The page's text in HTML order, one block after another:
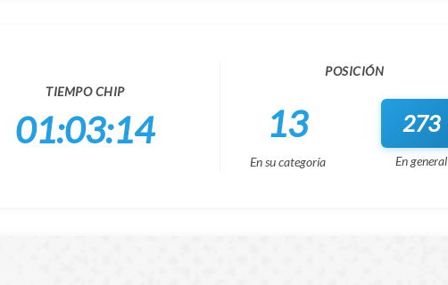
TIEMPO CHIP
01:03:14
POSICIÓN
13
En su categoría
273
En general